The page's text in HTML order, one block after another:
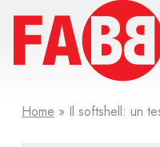
Home » Il softshell: un